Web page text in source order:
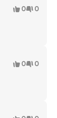
0 0
0 0